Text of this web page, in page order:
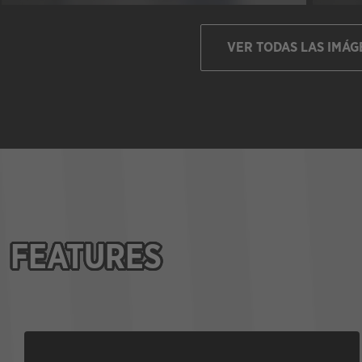
VER TODAS LAS
FEATURES